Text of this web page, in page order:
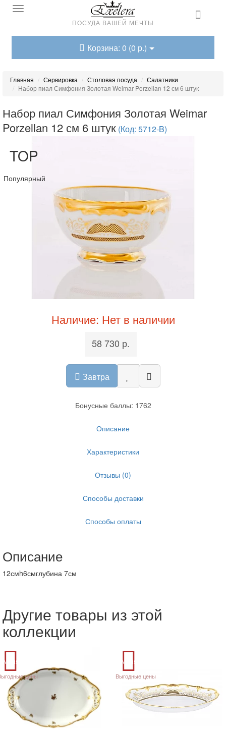
ПОСУДА ВАШЕЙ МЕЧТЫ
Корзина: 0 (0 р.)
Главная Сервировка Столовая посуда
Салатники
Набор пиал Симфония Золотая Weimar Porzellan 12 см 6 штук
Набор пиал Симфония Золотая Weimar
Porzellan 12 см 6 штук (Код: 5712-B)
TOP
Популярный
Наличие: Нет в наличии
58 730 р.
Завтра
Бонусные баллы: 1762
Описание
Характеристики
Отзывы (0)
Способы доставки
Способы оплаты
Описание
12смh6смглубина 7см
Другие товары из этой
коллекции
Акция
цены
Акция
Выгодные цены